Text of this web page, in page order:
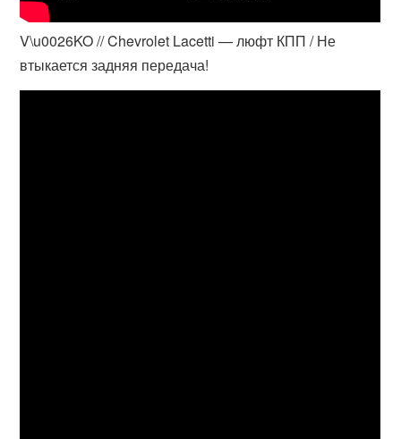
V\u0026KO // Chevrolet Lacetti — люфт КПП / Не
втыкается задняя передача!